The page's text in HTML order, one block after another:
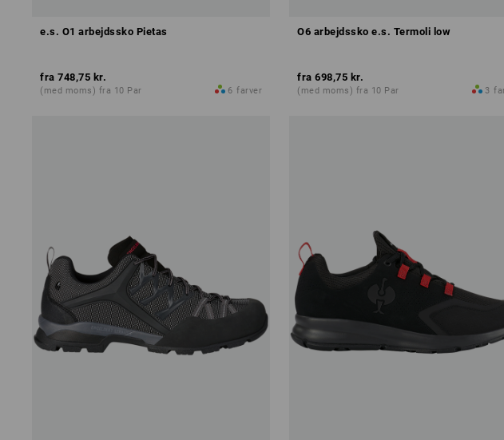
e.s. O1 arbejdssko Pietas
fra 748,75 kr.
(med moms) fra 10 Par 6 farver
O6 arbejdssko e.s. Termoli low
fra 698,75 kr.
(med moms) fra 10 Par 3